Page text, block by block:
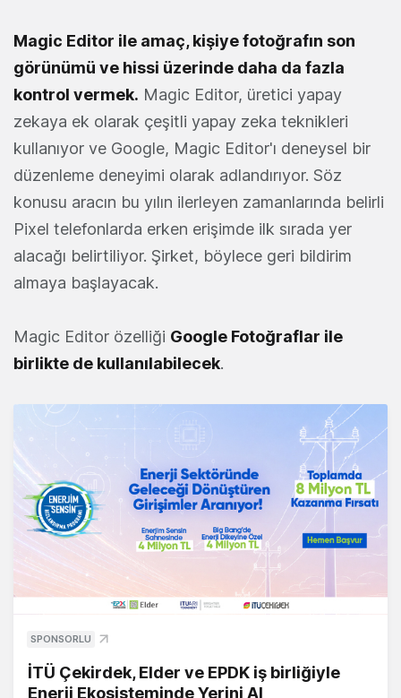
Magic Editor ile amaç, kişiye fotoğrafın son
görünümü ve hissi üzerinde daha da fazla
kontrol vermek. Magic Editor, üretici yapay
zekaya ek olarak çeşitli yapay zeka teknikleri
kullanıyor ve Google, Magic Editor'ı deneysel bir
düzenleme deneyimi olarak adlandırıyor. Söz
konusu aracın bu yılın ilerleyen zamanlarında belirli
Pixel telefonlarda erken erişimde ilk sırada yer
alacağı belirtiliyor. Şirket, böylece geri bildirim
almaya başlayacak.
Magic Editor özelliği Google Fotoğraflar ile
birlikte de kullanılabilecek.
SPONSORLU
İTÜ Çekirdek, Elder ve EPDK iş birliğiyle
Enerji Ekosisteminde Yerini Al